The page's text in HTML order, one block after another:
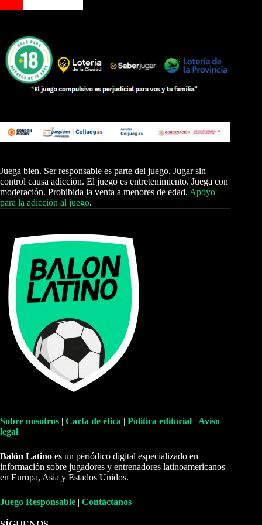
Juega bien. Ser responsable es parte del juego. Jugar sin
control causa adicción. El juego es entretenimiento. Juega con
moderación. Prohibida la venta a menores de edad. Apoyo
para la adicción al juego.
Sobre nosotros | Carta de ética | Política editorial | Aviso
legal
Balón Latino es un periódico digital especializado en
información sobre jugadores y entrenadores latinoamericanos
en Europa, Asia y Estados Unidos.
Juego Responsable | Contáctanos